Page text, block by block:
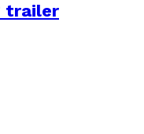
trailer